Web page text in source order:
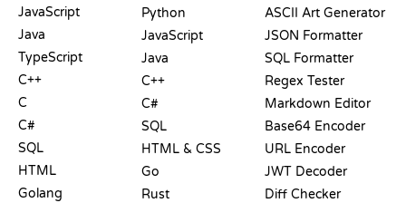
JavaScript
Java
TypeScript
C++
C
C#
SQL
HTML
Golang
Python
JavaScript
Java
C++
C#
SQL
HTML & CSS
Go
Rust
ASCII Art Generator
JSON Formatter
SQL Formatter
Regex Tester
Markdown Editor
Base64 Encoder
URL Encoder
JWT Decoder
Diff Checker